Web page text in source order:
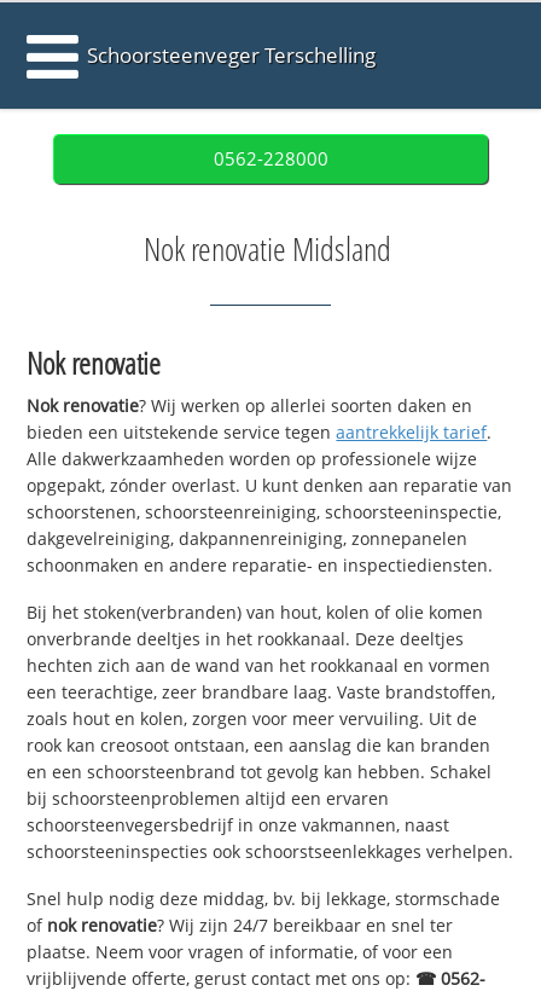
Schoorsteenveger Terschelling
0562-228000
Nok renovatie Midsland
Nok renovatie
Nok renovatie? Wij werken op allerlei soorten daken en
bieden een uitstekende service tegenaantrekkelijk tarief.
Alle dakwerkzaamheden worden op professionele wijze
opgepakt, zónder overlast. U kunt denken aan reparatie van
schoorstenen, schoorsteenreiniging, schoorsteeninspectie,
dakgevelreiniging, dakpannenreiniging, zonnepanelen
schoonmaken en andere reparatie- en inspectiediensten.
Bij het stoken(verbranden) van hout, kolen of olie komen
onverbrande deeltjes in het rookkanaal. Deze deeltjes
hechten zich aan de wand van het rookkanaal en vormen
een teerachtige, zeer brandbare laag. Vaste brandstoffen,
zoals hout en kolen, zorgen voor meer vervuiling. Uit de
rook kan creosoot ontstaan, een aanslag die kan branden
en een schoorsteenbrand tot gevolg kan hebben. Schakel
bij schoorsteenproblemen altijd een ervaren
schoorsteenvegersbedrijf in onze vakmannen, naast
schoorsteeninspecties ook schoorstseenlekkages verhelpen.
Snel hulp nodig deze middag, bv. bij lekkage, stormschade
of nok renovatie? Wij zijn 24/7 bereikbaar en snel ter
plaatse. Neem voor vragen of informatie, of voor een
vrijblijvende offerte, gerust contact met ons op: ☎ 0562-